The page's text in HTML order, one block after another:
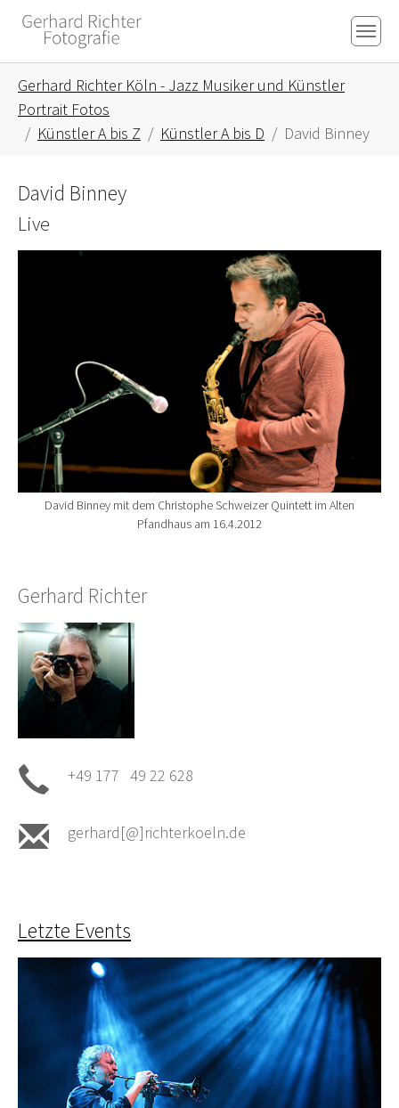
Skip to main content
Skip to page footer
Gerhard Richter Köln - Jazz Musiker und Künstler
Portrait Fotos
Künstler A bis Z
Künstler A bis D David Binney
David Binney
Live
Show larger version for:
David Binney mit dem Christophe Schweizer Quintett im Alten
Pfandhaus am 16.4.2012
Gerhard Richter
+49 177 49 22 628
gerhard[@]richterkoeln.de
Letzte Events